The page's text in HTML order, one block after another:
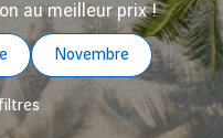
au meilleur prix !
Novembre